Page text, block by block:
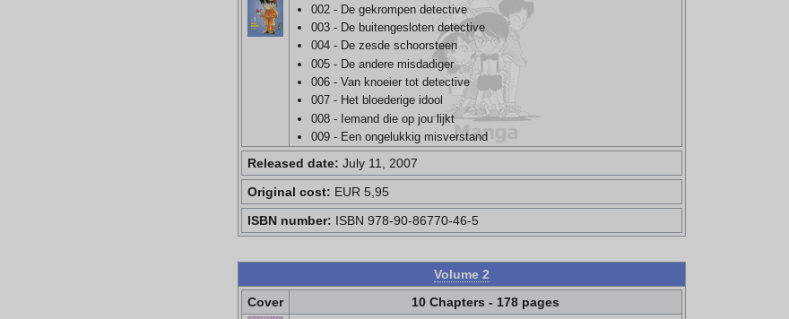
002 - De gekrompen detective
003 - De buitengesloten detective
004 - De zesde schoorsteen
005 - De andere misdadiger
006 - Van knoeier tot detective
007 - Het bloederige idool
008 - Iemand die op jou lijkt
009 - Een ongelukkig misverstand
Released date: July 11, 2007
Original cost: EUR 5,95
ISBN number: ISBN 978-90-86770-46-5
Volume 2
Cover
10 Chapters - 178 pages